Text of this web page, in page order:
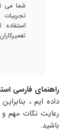
شما می
تجربیات
راهنمای فارسی
داده ایم ،
رعایت نکات مهم
باشید.